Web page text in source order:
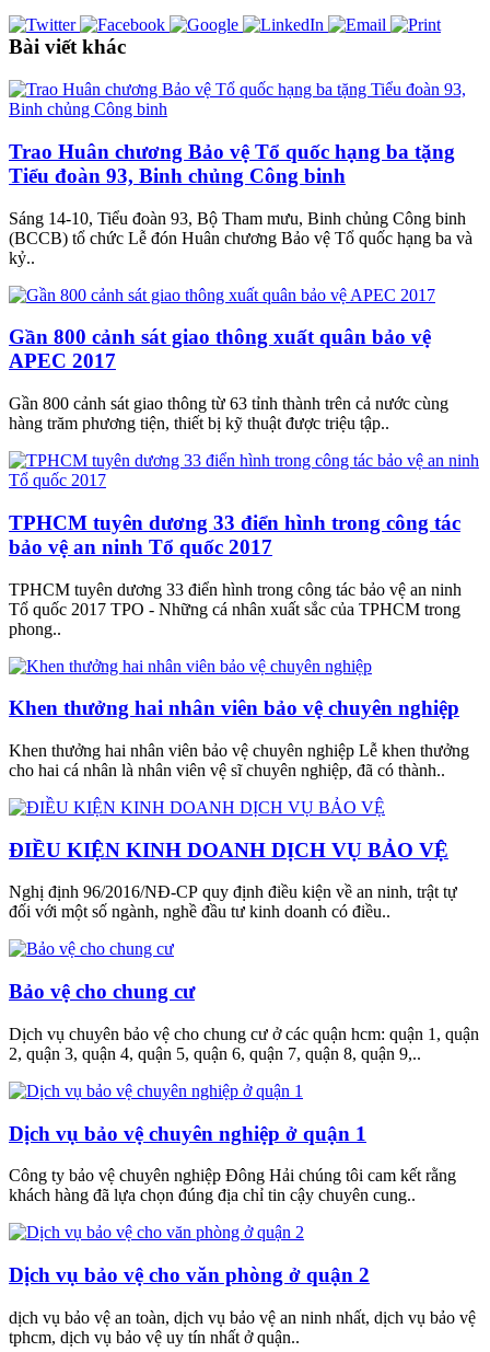
Bài viết khác
Trao Huân chương Bảo vệ Tổ quốc hạng ba tặng
Tiểu đoàn 93, Binh chủng Công binh
Sáng 14-10, Tiểu đoàn 93, Bộ Tham mưu, Binh chủng Công binh
(BCCB) tổ chức Lễ đón Huân chương Bảo vệ Tổ quốc hạng ba và
kỷ..
Gần 800 cảnh sát giao thông xuất quân bảo vệ
APEC 2017
Gần 800 cảnh sát giao thông từ 63 tỉnh thành trên cả nước cùng
hàng trăm phương tiện, thiết bị kỹ thuật được triệu tập..
TPHCM tuyên dương 33 điển hình trong công tác
bảo vệ an ninh Tổ quốc 2017
TPHCM tuyên dương 33 điển hình trong công tác bảo vệ an ninh
Tổ quốc 2017 TPO - Những cá nhân xuất sắc của TPHCM trong
phong..
Khen thưởng hai nhân viên bảo vệ chuyên nghiệp
Khen thưởng hai nhân viên bảo vệ chuyên nghiệp Lễ khen thưởng
cho hai cá nhân là nhân viên vệ sĩ chuyên nghiệp, đã có thành..
ĐIỀU KIỆN KINH DOANH DỊCH VỤ BẢO VỆ
Nghị định 96/2016/NĐ-CP quy định điều kiện về an ninh, trật tự
đối với một số ngành, nghề đầu tư kinh doanh có điều..
Bảo vệ cho chung cư
Dịch vụ chuyên bảo vệ cho chung cư ở các quận hcm: quận 1, quận
2, quận 3, quận 4, quận 5, quận 6, quận 7, quận 8, quận 9,..
Dịch vụ bảo vệ chuyên nghiệp ở quận 1
Công ty bảo vệ chuyên nghiệp Đông Hải chúng tôi cam kết rằng
khách hàng đã lựa chọn đúng địa chỉ tin cậy chuyên cung..
Dịch vụ bảo vệ cho văn phòng ở quận 2
dịch vụ bảo vệ an toàn, dịch vụ bảo vệ an ninh nhất, dịch vụ bảo vệ
tphcm, dịch vụ bảo vệ uy tín nhất ở quận..